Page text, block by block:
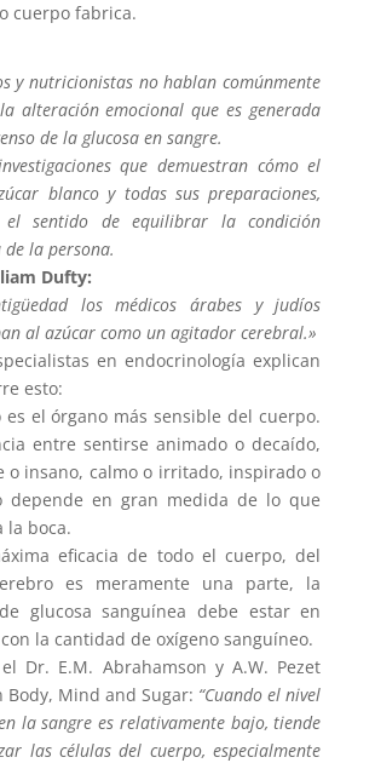
cuerpo fabrica.
y nutricionistas no hablan comúnmente
alteración emocional que es generada
de la glucosa en sangre.
que demuestran cómo el
blanco y todas sus preparaciones,
el sentido de equilibrar la condición
de la persona.
Dufty:
los médicos árabes y judíos
al azúcar como un agitador cerebral.»
en endocrinología explican
esto:
es el órgano más sensible del cuerpo.
entre sentirse animado o decaído,
o insano, calmo o irritado, inspirado o
depende en gran medida de lo que
la boca.
eficacia de todo el cuerpo, del
es meramente una parte, la
glucosa sanguínea debe estar en
la cantidad de oxígeno sanguíneo.
Dr. E.M. Abrahamson y A.W. Pezet
Body, Mind and Sugar: “Cuando el nivel
la sangre es relativamente bajo, tiende
las células del cuerpo, especialmente